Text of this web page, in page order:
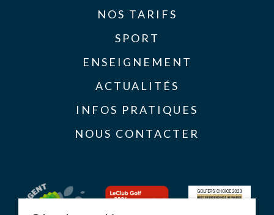
NOS TARIFS
SPORT
ENSEIGNEMENT
ACTUALITÉS
INFOS PRATIQUES
NOUS CONTACTER